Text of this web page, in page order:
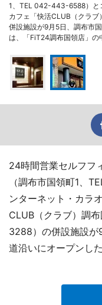
1、TEL 042-443-6588）と
カフェ「快活CLUB（クラ
併設施設が9月5日、調布市
は、「FiT24調布国領店」の
24時間営業セルフフ
（調布市国領町1、
ンターネット・カラ
CLUB（クラブ）調
3288）の併設施設が
道沿いにオープンした